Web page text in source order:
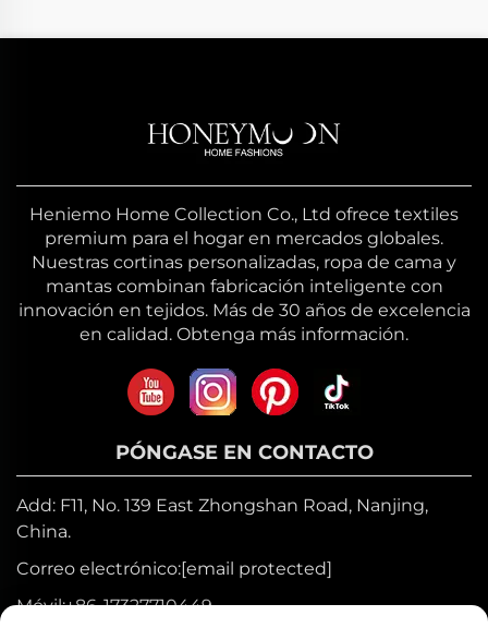
Heniemo Home Collection Co., Ltd ofrece textiles
premium para el hogar en mercados globales.
Nuestras cortinas personalizadas, ropa de cama y
mantas combinan fabricación inteligente con
innovación en tejidos. Más de 30 años de excelencia
en calidad. Obtenga más información.
PÓNGASE EN CONTACTO
Add: F11, No. 139 East Zhongshan Road, Nanjing,
China.
Correo electrónico:[email protected]
Móvil:+86-17327710449